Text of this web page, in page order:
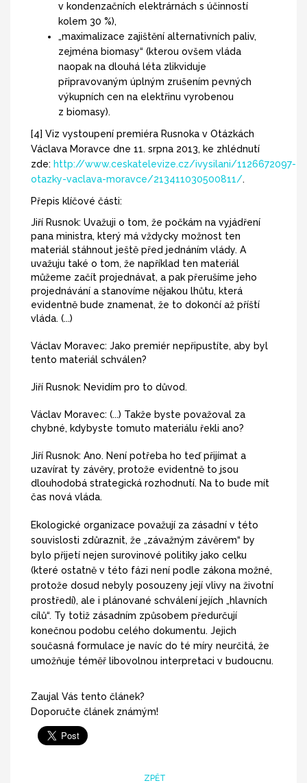
v kondenzačních elektrárnách s účinností
kolem 30 %),
„maximalizace zajištění alternativních paliv,
zejména biomasy“ (kterou ovšem vláda
naopak na dlouhá léta zlikviduje
připravovaným úplným zrušením pevných
výkupních cen na elektřinu vyrobenou
z biomasy).
[4] Viz vystoupení premiéra Rusnoka v Otázkách
Václava Moravce dne 11. srpna 2013, ke zhlédnutí
zde: http://www.ceskatelevize.cz/ivysilani/1126672097-
otazky-vaclava-moravce/213411030500811/.
Přepis klíčové části:
Jiří Rusnok: Uvažuji o tom, že počkám na vyjádření
pana ministra, který má vždycky možnost ten
materiál stáhnout ještě před jednáním vlády. A
uvažuju také o tom, že například ten materiál
můžeme začít projednávat, a pak přerušíme jeho
projednávání a stanovíme nějakou lhůtu, která
evidentně bude znamenat, že to dokončí až příští
vláda. (...)
Václav Moravec: Jako premiér nepřipustíte, aby byl
tento materiál schválen?
Jiří Rusnok: Nevidím pro to důvod.
Václav Moravec: (...) Takže byste považoval za
chybné, kdybyste tomuto materiálu řekli ano?
Jiří Rusnok: Ano. Není potřeba ho teď přijímat a
uzavírat ty závěry, protože evidentně to jsou
dlouhodobá strategická rozhodnutí. Na to bude mít
čas nová vláda.
Ekologické organizace považují za zásadní v této
souvislosti zdůraznit, že „závažným závěrem“ by
bylo přijetí nejen surovinové politiky jako celku
(které ostatně v této fázi není podle zákona možné,
protože dosud nebyly posouzeny její vlivy na životní
prostředí), ale i plánované schválení jejích „hlavních
cílů“. Ty totiž zásadním způsobem předurčují
konečnou podobu celého dokumentu. Jejich
současná formulace je navíc do té míry neurčitá, že
umožňuje téměř libovolnou interpretaci v budoucnu.
Zaujal Vás tento článek?
Doporučte článek známým!
ZPĚT